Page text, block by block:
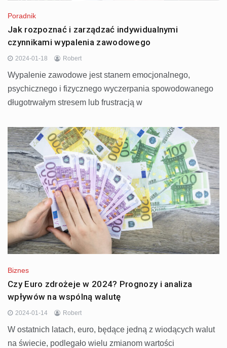
Poradnik
Jak rozpoznać i zarządzać indywidualnymi
czynnikami wypalenia zawodowego
2024-01-18 Robert
Wypalenie zawodowe jest stanem emocjonalnego,
psychicznego i fizycznego wyczerpania spowodowanego
długotrwałym stresem lub frustracją w
Biznes
Czy Euro zdrożeje w 2024? Prognozy i analiza
wpływów na wspólną walutę
2024-01-14 Robert
W ostatnich latach, euro, będące jedną z wiodących walut
na świecie, podlegało wielu zmianom wartości